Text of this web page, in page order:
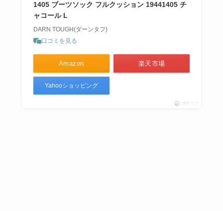
1405 ブーツソック フルクッション 19441405 チ
ャコール L
DARN TOUGH(ダーンタフ)
口コミを見る
Amazon 楽天市場
Yahooショッピング
ポチップ